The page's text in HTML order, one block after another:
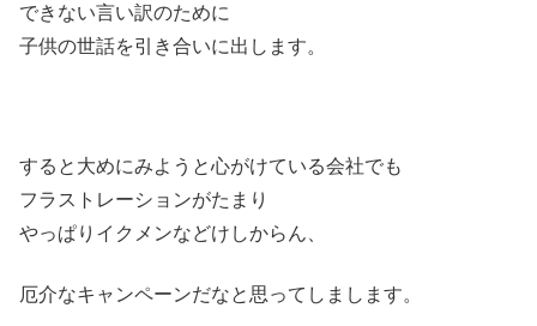
できない言い訳のために
子供の世話を引き合いに出します。
すると大めにみようと心がけている会社でも
フラストレーションがたまり
やっぱりイクメンなどけしからん、
厄介なキャンペーンだなと思ってしまします。